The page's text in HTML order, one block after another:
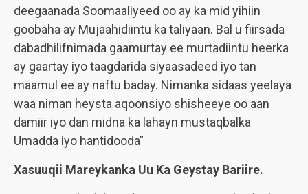
deegaanada Soomaaliyeed oo ay ka mid yihiin
goobaha ay Mujaahidiintu ka taliyaan. Bal u fiirsada
dabadhilifnimada gaamurtay ee murtadiintu heerka
ay gaartay iyo taagdarida siyaasadeed iyo tan
maamul ee ay naftu baday. Nimanka sidaas yeelaya
waa niman heysta aqoonsiyo shisheeye oo aan
damiir iyo dan midna ka lahayn mustaqbalka
Umadda iyo hantidooda”
Xasuuqii Mareykanka Uu Ka Geystay Bariire.